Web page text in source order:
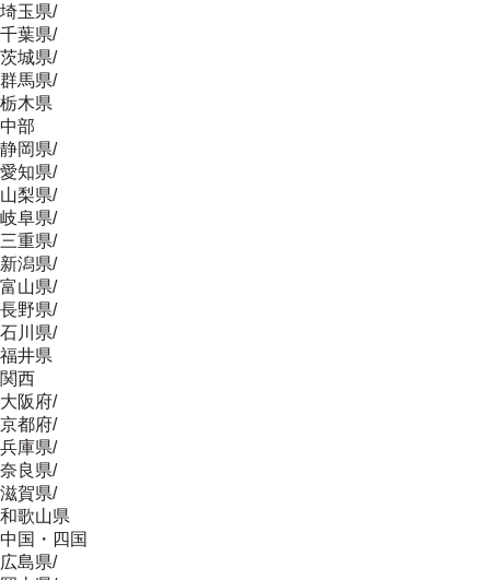
埼玉県/
千葉県/
茨城県/
群馬県/
栃木県
中部
静岡県/
愛知県/
山梨県/
岐阜県/
三重県/
新潟県/
富山県/
長野県/
石川県/
福井県
関西
大阪府/
京都府/
兵庫県/
奈良県/
滋賀県/
和歌山県
中国・四国
広島県/